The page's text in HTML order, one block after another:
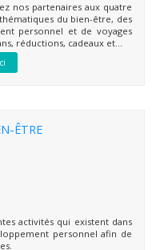
nos partenaires aux quatre
du bien-être, des
personnel et de voyages
réductions, cadeaux et...
ÊTRE
activités qui existent dans
personnel afin de